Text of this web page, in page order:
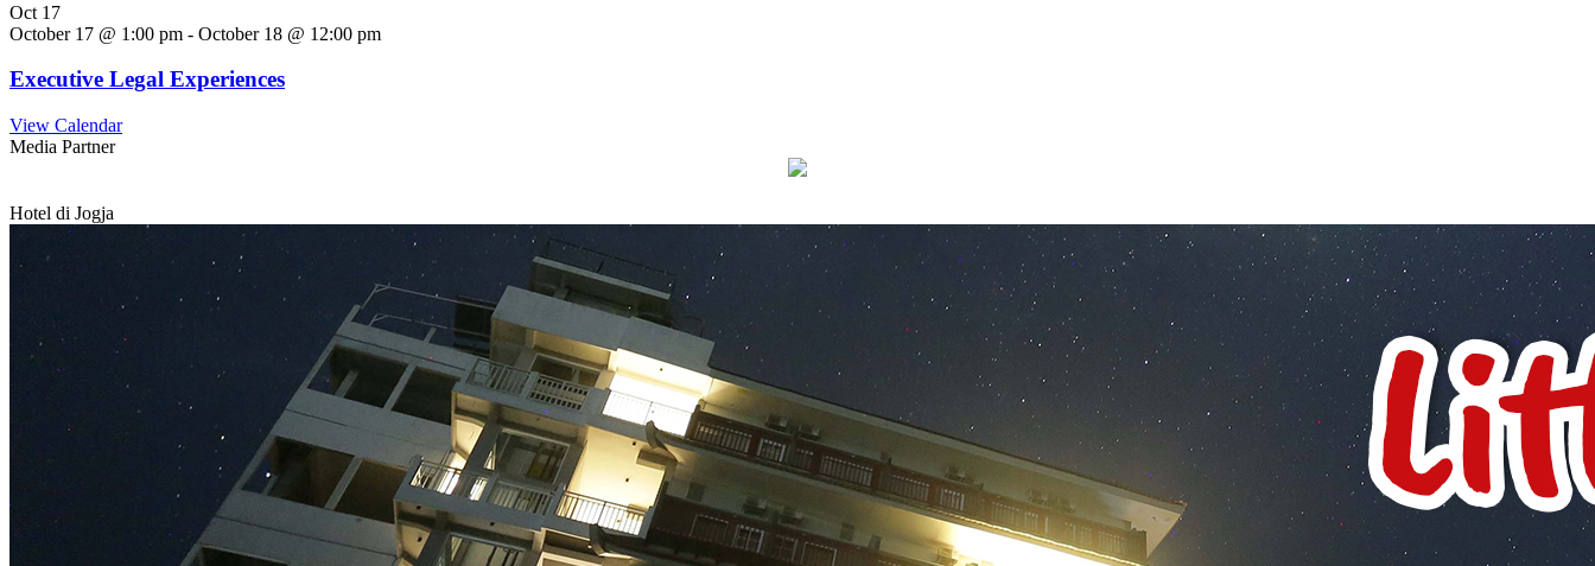
Oct 17
October 17 @ 1:00 pm - October 18 @ 12:00 pm
Executive Legal Experiences
View Calendar
Media Partner
Hotel di Jogja